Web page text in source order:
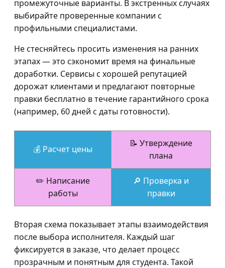
промежуточные варианты. В экстренных случаях
выбирайте проверенные компании с
профильными специалистами.
Не стесняйтесь просить изменения на ранних
этапах — это сэкономит время на финальные
доработки. Сервисы с хорошей репутацией
дорожат клиентами и предлагают повторные
правки бесплатно в течение гарантийного срока
(например, 60 дней с даты готовности).
💰 Расчет цены
📝 Утверждение
плана
✏️ Написание
работы
🔎 Проверка и
правки
Вторая схема показывает этапы взаимодействия
после выбора исполнителя. Каждый шаг
фиксируется в заказе, что делает процесс
прозрачным и понятным для студента. Такой